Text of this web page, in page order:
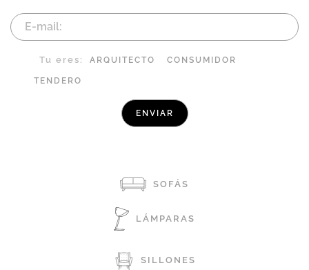
Tu eres: ARQUITECTO CONSUMIDOR
TENDERO
SOFÁS
LÁMPARAS
SILLONES